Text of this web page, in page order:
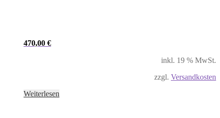
470,00 €
inkl. 19 % MwSt.
zzgl. Versandkosten
Weiterlesen